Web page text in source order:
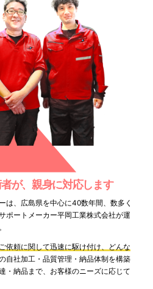
が、親身に対応します
は、広島県を中心に40数年間、数多く
ポートメーカー平岡工業株式会社が運
依頼に関して迅速に駆け付け、どんな
自社加工・品質管理・納品体制を構築
・納品まで、お客様のニーズに応じて